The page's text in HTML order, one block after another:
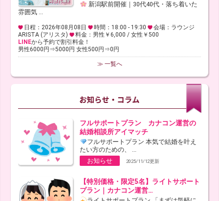
新潟駅前開催｜30代40代・落ち着いた
雰囲気 ...
日程：2026年08月08日 時間：18:00 - 19:30
会場：ラウンジ
ARISTA (アリスタ)
料金：男性￥6,000 / 女性￥500
LINEから予約で割引料金！
男性6000円⇒5000円 女性500円⇒0円
≫ 一覧へ
フルサポートプラン カナコン運営の
結婚相談所アイマッチ
フルサポートプラン 本気で結婚を叶え
たい方のための、 ...
お知らせ
2025/11/12更新
【特別価格・限定5名】ライトサポート
プラン｜カナコン運営…